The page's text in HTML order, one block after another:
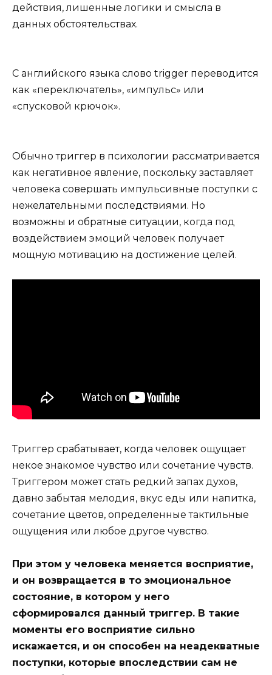
действия, лишенные логики и смысла в
данных обстоятельствах.
С английского языка слово trigger переводится
как «переключатель», «импульс» или
«спусковой крючок».
Обычно триггер в психологии рассматривается
как негативное явление, поскольку заставляет
человека совершать импульсивные поступки с
нежелательными последствиями. Но
возможны и обратные ситуации, когда под
воздействием эмоций человек получает
мощную мотивацию на достижение целей.
Триггер срабатывает, когда человек ощущает
некое знакомое чувство или сочетание чувств.
Триггером может стать редкий запах духов,
давно забытая мелодия, вкус еды или напитка,
сочетание цветов, определенные тактильные
ощущения или любое другое чувство.
При этом у человека меняется восприятие,
и он возвращается в то эмоциональное
состояние, в котором у него
сформировался данный триггер. В такие
моменты его восприятие сильно
искажается, и он способен на неадекватные
поступки, которые впоследствии сам не